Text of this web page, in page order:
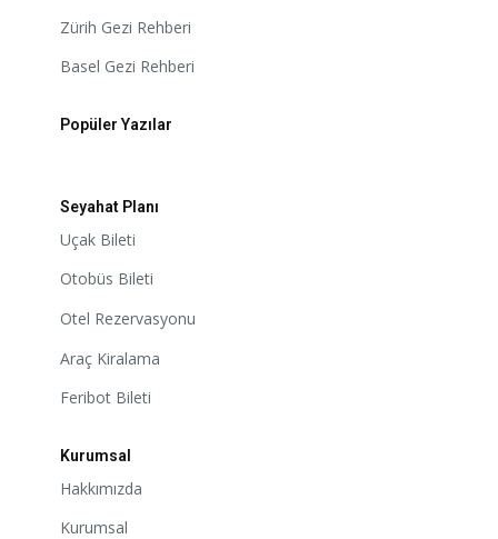
Zürih Gezi Rehberi
Basel Gezi Rehberi
Popüler Yazılar
Seyahat Planı
Uçak Bileti
Otobüs Bileti
Otel Rezervasyonu
Araç Kiralama
Feribot Bileti
Kurumsal
Hakkımızda
Kurumsal